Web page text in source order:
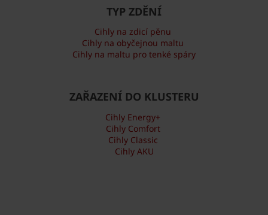
TYP ZDĚNÍ
Cihly na zdicí pěnu
Cihly na obyčejnou maltu
Cihly na maltu pro tenké spáry
ZAŘAZENÍ DO KLUSTERU
Cihly Energy+
Cihly Comfort
Cihly Classic
Cihly AKU